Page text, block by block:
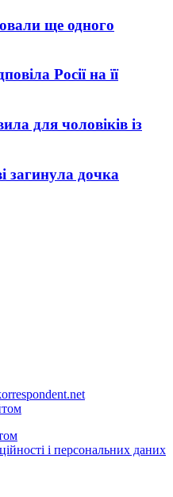
ще одного
Росії на її
для чоловіків із
загинула дочка
і персональних даних